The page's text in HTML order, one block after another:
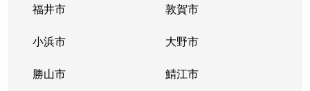
福井市 敦賀市
小浜市 大野市
勝山市 鯖江市